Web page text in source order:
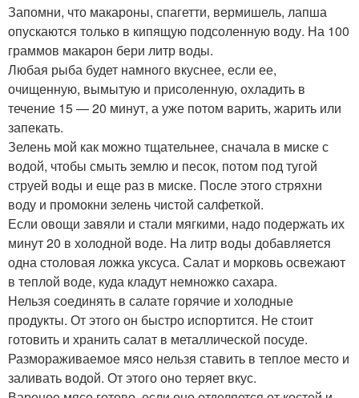
Запомни, что макароны, спагетти, вермишель, лапша
опускаются только в кипящую подсоленную воду. На 100
граммов макарон бери литр воды.
Любая рыба будет намного вкуснее, если ее,
очищенную, вымытую и присоленную, охладить в
течение 15 — 20 минут, а уже потом варить, жарить или
запекать.
Зелень мой как можно тщательнее, сначала в миске с
водой, чтобы смыть землю и песок, потом под тугой
струей воды и еще раз в миске. После этого стряхни
воду и промокни зелень чистой салфеткой.
Если овощи завяли и стали мягкими, надо подержать их
минут 20 в холодной воде. На литр воды добавляется
одна столовая ложка уксуса. Салат и морковь освежают
в теплой воде, куда кладут немножко сахара.
Нельзя соединять в салате горячие и холодные
продукты. От этого он быстро испортится. Не стоит
готовить и хранить салат в металлической посуде.
Размораживаемое мясо нельзя ставить в теплое место и
заливать водой. От этого оно теряет вкус.